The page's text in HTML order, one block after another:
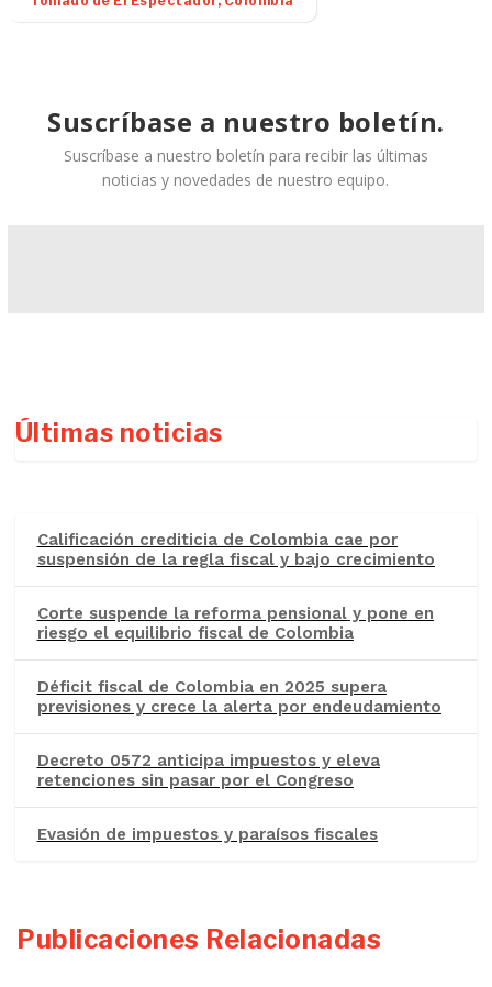
Suscríbase a nuestro boletín.
Suscríbase a nuestro boletín para recibir las últimas
noticias y novedades de nuestro equipo.
Últimas noticias
Calificación crediticia de Colombia cae por
suspensión de la regla fiscal y bajo crecimiento
Corte suspende la reforma pensional y pone en
riesgo el equilibrio fiscal de Colombia
Déficit fiscal de Colombia en 2025 supera
previsiones y crece la alerta por endeudamiento
Decreto 0572 anticipa impuestos y eleva
retenciones sin pasar por el Congreso
Evasión de impuestos y paraísos fiscales
Publicaciones Relacionadas